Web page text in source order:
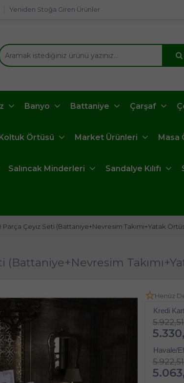
Yeniden Stoğa Giren Ürünler
Banyo Battaniye Çarşaf
Örtüsü Market Ürünleri Masa
Salıncak Minderleri Sandalye Kılıfı
Parça Çeyiz Seti (Battaniye+Nevresim Takımı+Yatak
(Battaniye+Nevresim
Henüz
Kredi
Havale/